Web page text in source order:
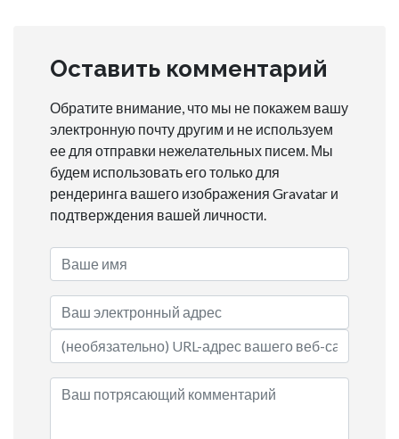
Оставить комментарий
Обратите внимание, что мы не покажем вашу
электронную почту другим и не используем
ее для отправки нежелательных писем. Мы
будем использовать его только для
рендеринга вашего изображения Gravatar и
подтверждения вашей личности.